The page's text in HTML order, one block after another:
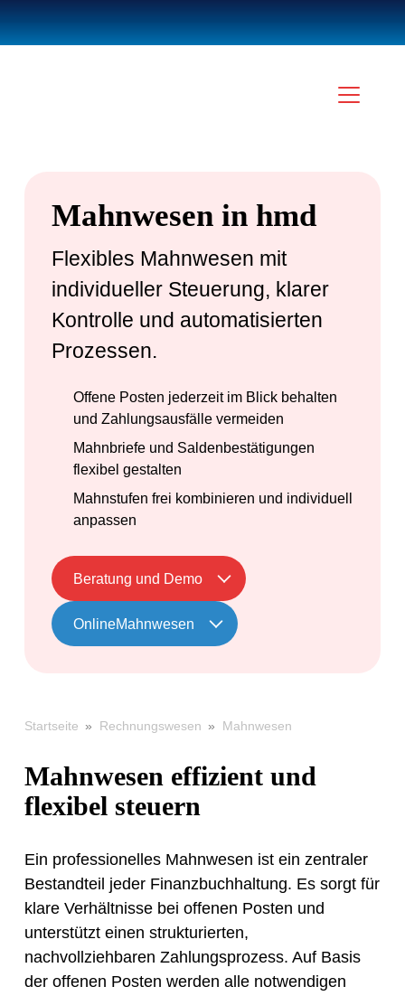
Mahnwesen in hmd
Flexibles Mahnwesen mit
individueller Steuerung, klarer
Kontrolle und automatisierten
Prozessen.
Offene Posten jederzeit im Blick behalten
und Zahlungsausfälle vermeiden
Mahnbriefe und Saldenbestätigungen
flexibel gestalten
Mahnstufen frei kombinieren und individuell
anpassen
Beratung und Demo
OnlineMahnwesen
Startseite » Rechnungswesen » Mahnwesen
Mahnwesen effizient und
flexibel steuern
Ein professionelles Mahnwesen ist ein zentraler
Bestandteil jeder Finanzbuchhaltung. Es sorgt für
klare Verhältnisse bei offenen Posten und
unterstützt einen strukturierten,
nachvollziehbaren Zahlungsprozess. Auf Basis
der offenen Posten werden alle notwendigen